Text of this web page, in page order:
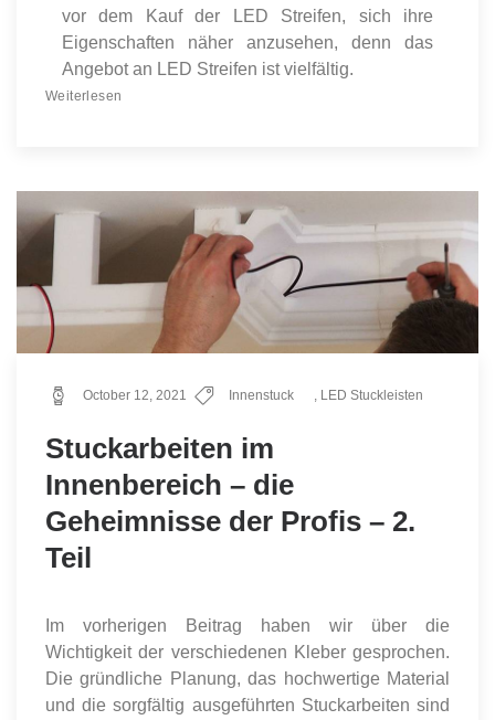
vor dem Kauf der LED Streifen, sich ihre
Eigenschaften näher anzusehen, denn das
Angebot an LED Streifen ist vielfältig.
Weiterlesen
October 12, 2021 Innenstuck LED Stuckleisten
Stuckarbeiten im
Innenbereich – die
Geheimnisse der Profis – 2.
Teil
Im vorherigen Beitrag haben wir über die
Wichtigkeit der verschiedenen Kleber gesprochen.
Die gründliche Planung, das hochwertige Material
und die sorgfältig ausgeführten Stuckarbeiten sind